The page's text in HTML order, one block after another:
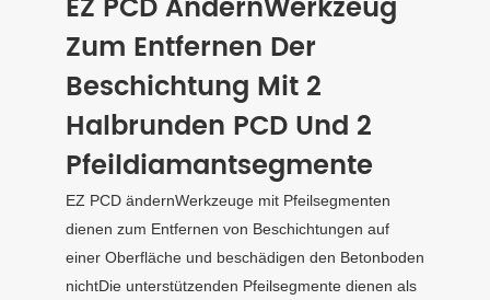
Zum Entfernen Der
Beschichtung Mit 2
Halbrunden PCD Und 2
Pfeildiamantsegmente
EZ PCD ändernWerkzeuge mit Pfeilsegmenten
dienen zum Entfernen von Beschichtungen auf
einer Oberfläche und beschädigen den Betonboden
nichtDie unterstützenden Pfeilsegmente dienen als